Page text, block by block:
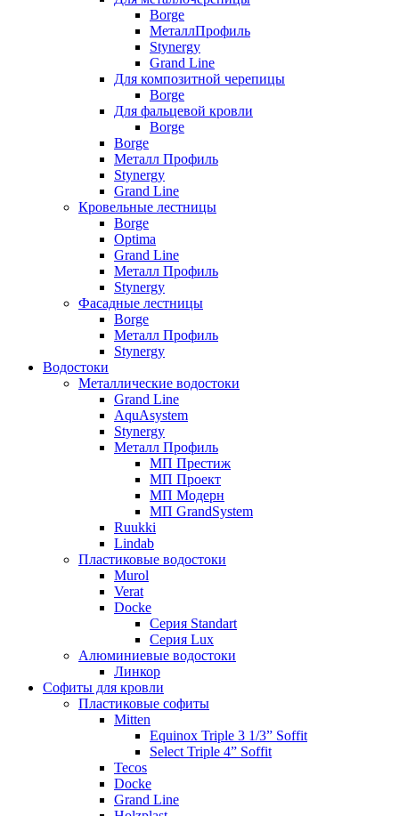
Borge
МеталлПрофиль
Stynergy
Grand Line
Для композитной черепицы
Borge
Для фальцевой кровли
Borge
Borge
Металл Профиль
Stynergy
Grand Line
Кровельные лестницы
Borge
Optima
Grand Line
Металл Профиль
Stynergy
Фасадные лестницы
Borge
Металл Профиль
Stynergy
Водостоки
Металлические водостоки
Grand Line
AquAsystem
Stynergy
Металл Профиль
МП Престиж
МП Проект
МП Модерн
МП GrandSystem
Ruukki
Lindab
Пластиковые водостоки
Murol
Verat
Docke
Серия Standart
Серия Lux
Алюминиевые водостоки
Линкор
Софиты для кровли
Пластиковые софиты
Mitten
Equinox Triple 3 1/3” Soffit
Select Triple 4” Soffit
Tecos
Docke
Grand Line